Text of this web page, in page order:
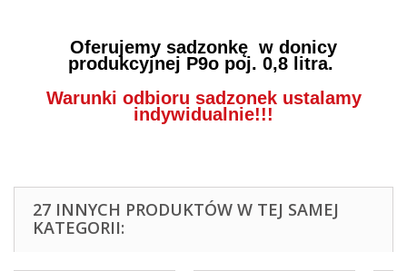
Oferujemy sadzonkę w donicy
produkcyjnej P9o poj. 0,8 litra.
Warunki odbioru sadzonek ustalamy
indywidualnie!!!
27 INNYCH PRODUKTÓW W TEJ SAMEJ
KATEGORII: